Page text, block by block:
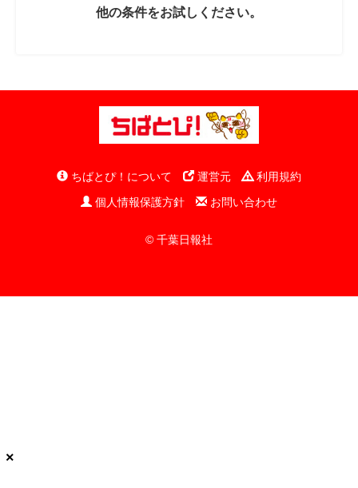
他の条件をお試しください。
ちばとぴ！について 運営元
利用規約
個人情報保護方針
お問い合わせ
© 千葉日報社
×